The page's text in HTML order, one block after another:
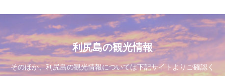
利尻島の観光情報
そのほか、利尻島の観光情報については下記サイトよりご確認く